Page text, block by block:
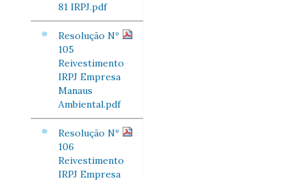
81 IRPJ.pdf
Resolução Nº
105
Reivestimento
IRPJ Empresa
Manaus
Ambiental.pdf
Resolução Nº
106
Reivestimento
IRPJ Empresa